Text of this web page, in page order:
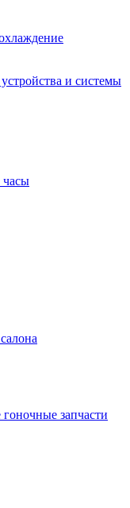
и системы
запчасти